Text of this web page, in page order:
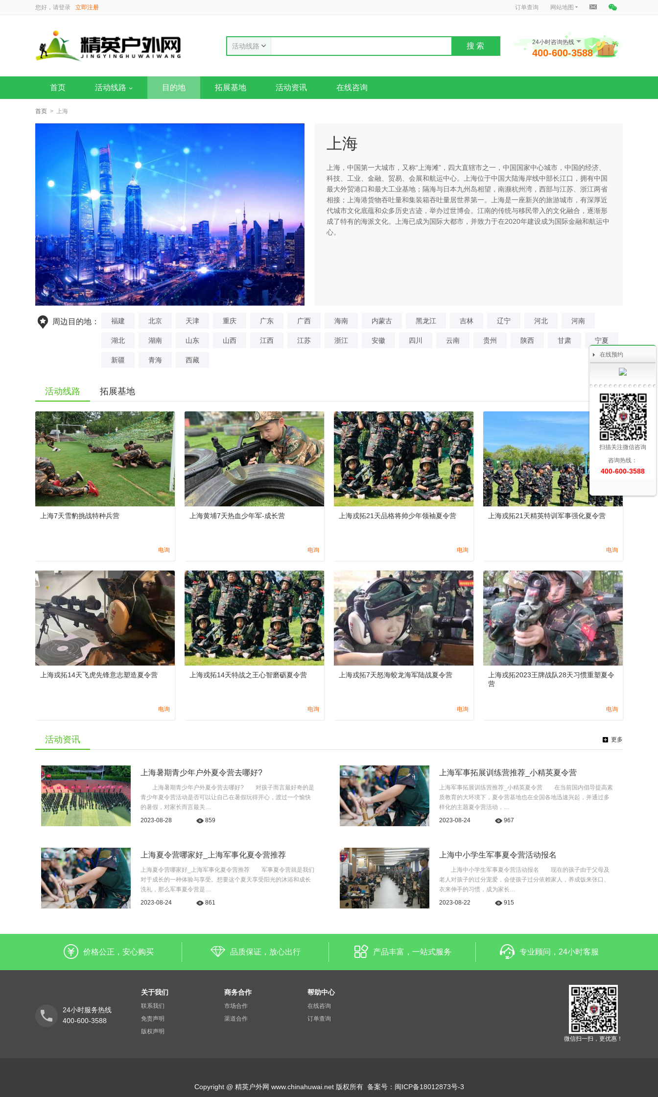
您好，请登录 立即注册 订单查询 网站地图
活动线路 搜 索 24小时咨询热线
400-600-3588
首页 活动线路 目的地 拓展基地 活动资讯 在线咨询
首页 > 上海
上海
​上海，中国第一大城市，又称“上海滩”，四大直辖市之一，中国国家中心城市，中国的经济、
科技、工业、金融、贸易、会展和航运中心。上海位于中国大陆海岸线中部长江口，拥有中国
最大外贸港口和最大工业基地；隔海与日本九州岛相望，南濒杭州湾，西部与江苏、浙江两省
相接；上海港货物吞吐量和集装箱吞吐量居世界第一。上海是一座新兴的旅游城市，有深厚近
代城市文化底蕴和众多历史古迹，举办过世博会。江南的传统与移民带入的文化融合，逐渐形
成了特有的海派文化。上海已成为国际大都市，并致力于在2020年建设成为国际金融和航运中
心。
周边目的地： 福建 北京 天津 重庆 广东 广西 海南 内蒙古 黑龙江 吉林 辽宁 河北 河南
湖北 湖南 山东 山西 江西 江苏 浙江 安徽 四川 云南 贵州 陕西 甘肃 宁夏
新疆 青海 西藏
活动线路 拓展基地
上海7天雪豹挑战特种兵营
电询
上海黄埔7天热血少年军-成长营
电询
上海戎拓21天品格将帅少年领袖夏令营
电询
上海戎拓21天精英特训军事强化夏令营
电询
上海戎拓14天飞虎先锋意志塑造夏令营
电询
上海戎拓14天特战之王心智磨砺夏令营
电询
上海戎拓7天怒海蛟龙海军陆战夏令营
电询
上海戎拓2023王牌战队28天习惯重塑夏令
营
电询
活动资讯 更多
上海暑期青少年户外夏令营去哪好?
上海暑期青少年户外夏令营去哪好? 对孩子而言最好奇的是
青少年夏令营活动是否可以让自己在暑假玩得开心，渡过一个愉快
的暑假，对家长而言最关…
2023-08-28
859
上海军事拓展训练营推荐_小精英夏令营
上海军事拓展训练营推荐_小精英夏令营 在当前国内倡导提高素
质教育的大环境下，夏令营基地也在全国各地迅速兴起，并通过多
样化的主题夏令营活动，…
2023-08-24
967
上海夏令营哪家好_上海军事化夏令营推荐
上海夏令营哪家好_上海军事化夏令营推荐 军事夏令营就是我们
对于成长的一种体验与享受。想要这个夏天享受阳光的沐浴和成长
洗礼，那么军事夏令营是…
2023-08-24
861
上海中小学生军事夏令营活动报名
上海中小学生军事夏令营活动报名 现在的孩子由于父母及
老人对孩子的过分宠爱，会使孩子过分依赖家人，养成饭来张口、
衣来伸手的习惯，成为家长…
2023-08-22
915
价格公正，安心购买 品质保证，放心出行 产品丰富，一站式服务 专业顾问，24小时客服
24小时服务热线
400-600-3588
关于我们
联系我们
免责声明
版权声明
商务合作
市场合作
渠道合作
帮助中心
在线咨询
订单查询
微信扫一扫，更优惠！
Copyright @ 精英户外网 www.chinahuwai.net 版权所有 备案号： 闽ICP备18012873号-3
在线预约
扫描关注微信咨询
咨询热线：
400-600-3588